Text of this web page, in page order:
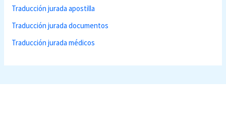
Traducción jurada apostilla
Traducción jurada documentos
Traducción jurada médicos